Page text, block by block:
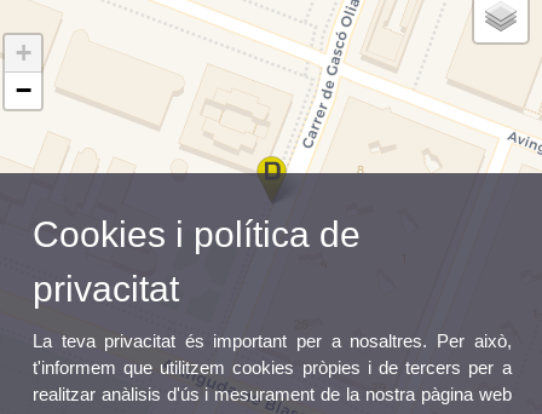
+
−
Cookies i política de
privacitat
La teva privacitat és important per a nosaltres. Per això,
t'informem que utilitzem cookies pròpies i de tercers per a
realitzar anàlisis d'ús i mesurament de la nostra pàgina web